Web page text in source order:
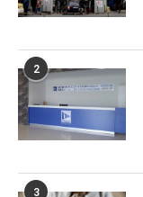
2
3